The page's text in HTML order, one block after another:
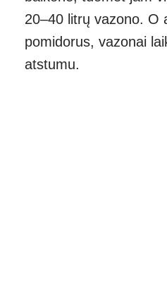
20–40 litrų vazono. O
pomidorus, vazonai
atstumu.